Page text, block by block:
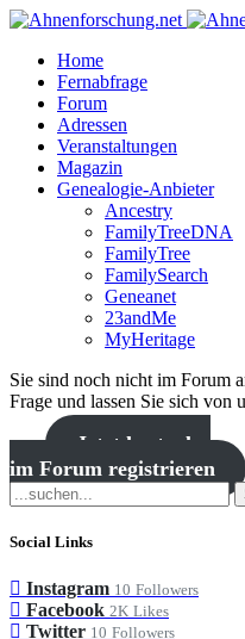
Home
Fernabfrage
Forum
Adressen
Veranstaltungen
Magazin
Genealogie-Anbieter
Ancestry
FamilyTreeDNA
FamilyTree
FamilySearch
Geneanet
23andMe
MyHeritage
Sie sind noch nicht im Forum
Frage und lassen Sie sich von
Jetzt kostenlos
im Forum registrieren
Social Links
Instagram 10 Followers
Facebook 2K Likes
Twitter 10 Followers